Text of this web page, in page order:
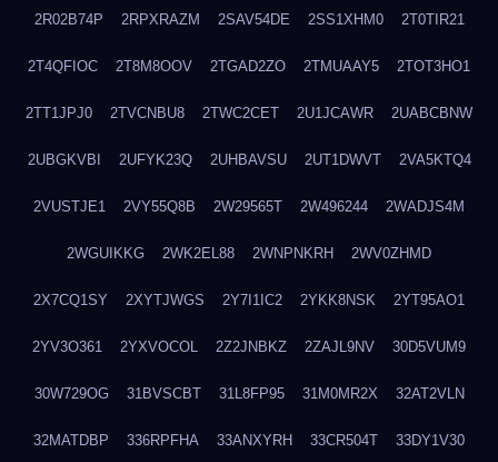
2R02B74P 2RPXRAZM 2SAV54DE 2SS1XHM0 2T0TIR21
2T4QFIOC 2T8M8OOV 2TGAD2ZO 2TMUAAY5 2TOT3HO1
2TT1JPJ0 2TVCNBU8 2TWC2CET 2U1JCAWR 2UABCBNW
2UBGKVBI 2UFYK23Q 2UHBAVSU 2UT1DWVT 2VA5KTQ4
2VUSTJE1 2VY55Q8B 2W29565T 2W496244 2WADJS4M
2WGUIKKG 2WK2EL88 2WNPNKRH 2WV0ZHMD
2X7CQ1SY 2XYTJWGS 2Y7I1IC2 2YKK8NSK 2YT95AO1
2YV3O361 2YXVOCOL 2Z2JNBKZ 2ZAJL9NV 30D5VUM9
30W729OG 31BVSCBT 31L8FP95 31M0MR2X 32AT2VLN
32MATDBP 336RPFHA 33ANXYRH 33CR504T 33DY1V30